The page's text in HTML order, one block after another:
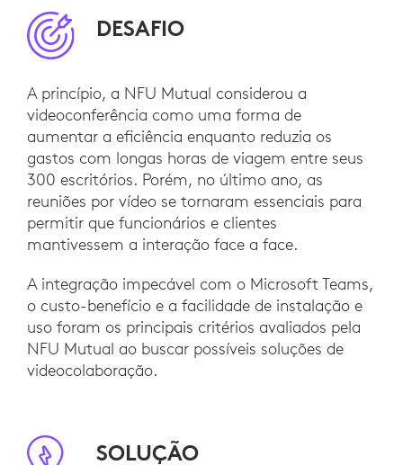
DESAFIO
A princípio, a NFU Mutual considerou a
videoconferência como uma forma de
aumentar a eficiência enquanto reduzia os
gastos com longas horas de viagem entre seus
300 escritórios. Porém, no último ano, as
reuniões por vídeo se tornaram essenciais para
permitir que funcionários e clientes
mantivessem a interação face a face.
A integração impecável com o Microsoft Teams,
o custo-benefício e a facilidade de instalação e
uso foram os principais critérios avaliados pela
NFU Mutual ao buscar possíveis soluções de
videocolaboração.
SOLUÇÃO